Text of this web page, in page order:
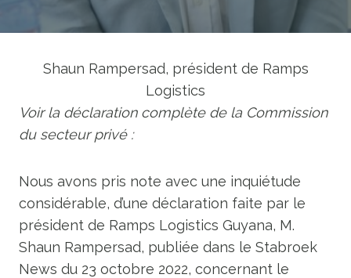
Shaun Rampersad, président de Ramps
Logistics
Voir la déclaration complète de la Commission
du secteur privé :
Nous avons pris note avec une inquiétude
considérable, d’une déclaration faite par le
président de Ramps Logistics Guyana, M.
Shaun Rampersad, publiée dans le Stabroek
News du 23 octobre 2022, concernant le